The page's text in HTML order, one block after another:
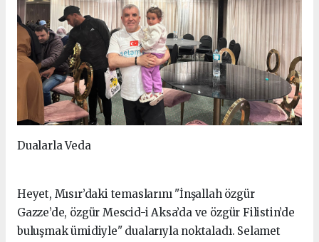
Dualarla Veda
Heyet, Mısır’daki temaslarını "İnşallah özgür
Gazze’de, özgür Mescid-i Aksa’da ve özgür Filistin’de
buluşmak ümidiyle" dualarıyla noktaladı. Selamet